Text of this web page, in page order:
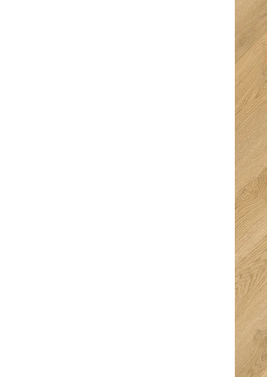
hapje en een drankje
erbij. Top prijzen en
vriendelijke mensen